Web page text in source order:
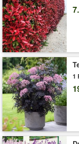
Art.-Nr.:2181
Liefergrösse:9x9
'Hortensien'
Pflege-
1